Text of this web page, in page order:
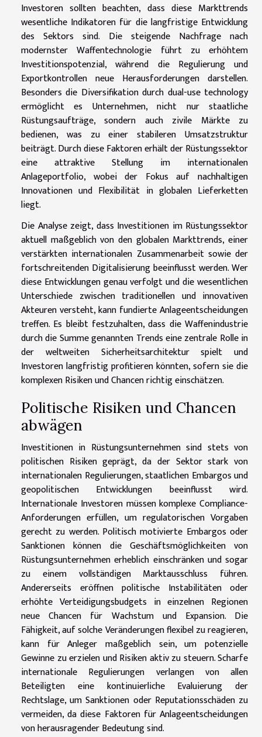
Investoren sollten beachten, dass diese Markttrends
wesentliche Indikatoren für die langfristige Entwicklung
des Sektors sind. Die steigende Nachfrage nach
modernster Waffentechnologie führt zu erhöhtem
Investitionspotenzial, während die Regulierung und
Exportkontrollen neue Herausforderungen darstellen.
Besonders die Diversifikation durch dual-use technology
ermöglicht es Unternehmen, nicht nur staatliche
Rüstungsaufträge, sondern auch zivile Märkte zu
bedienen, was zu einer stabileren Umsatzstruktur
beiträgt. Durch diese Faktoren erhält der Rüstungssektor
eine attraktive Stellung im internationalen
Anlageportfolio, wobei der Fokus auf nachhaltigen
Innovationen und Flexibilität in globalen Lieferketten
liegt.
Die Analyse zeigt, dass Investitionen im Rüstungssektor
aktuell maßgeblich von den globalen Markttrends, einer
verstärkten internationalen Zusammenarbeit sowie der
fortschreitenden Digitalisierung beeinflusst werden. Wer
diese Entwicklungen genau verfolgt und die wesentlichen
Unterschiede zwischen traditionellen und innovativen
Akteuren versteht, kann fundierte Anlageentscheidungen
treffen. Es bleibt festzuhalten, dass die Waffenindustrie
durch die Summe genannten Trends eine zentrale Rolle in
der weltweiten Sicherheitsarchitektur spielt und
Investoren langfristig profitieren könnten, sofern sie die
komplexen Risiken und Chancen richtig einschätzen.
Politische Risiken und Chancen
abwägen
Investitionen in Rüstungsunternehmen sind stets von
politischen Risiken geprägt, da der Sektor stark von
internationalen Regulierungen, staatlichen Embargos und
geopolitischen Entwicklungen beeinflusst wird.
Internationale Investoren müssen komplexe Compliance-
Anforderungen erfüllen, um regulatorischen Vorgaben
gerecht zu werden. Politisch motivierte Embargos oder
Sanktionen können die Geschäftsmöglichkeiten von
Rüstungsunternehmen erheblich einschränken und sogar
zu einem vollständigen Marktausschluss führen.
Andererseits eröffnen politische Instabilitäten oder
erhöhte Verteidigungsbudgets in einzelnen Regionen
neue Chancen für Wachstum und Expansion. Die
Fähigkeit, auf solche Veränderungen flexibel zu reagieren,
kann für Anleger maßgeblich sein, um potenzielle
Gewinne zu erzielen und Risiken aktiv zu steuern. Scharfe
internationale Regulierungen verlangen von allen
Beteiligten eine kontinuierliche Evaluierung der
Rechtslage, um Sanktionen oder Reputationsschäden zu
vermeiden, da diese Faktoren für Anlageentscheidungen
von herausragender Bedeutung sind.